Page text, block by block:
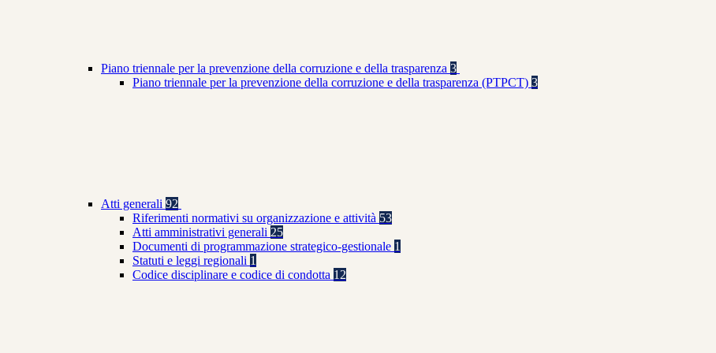
Piano triennale per la prevenzione della corruzione e della trasparenza 3
Piano triennale per la prevenzione della corruzione e della trasparenza (PTPCT) 3
Atti generali 92
Riferimenti normativi su organizzazione e attività 53
Atti amministrativi generali 25
Documenti di programmazione strategico-gestionale 1
Statuti e leggi regionali 1
Codice disciplinare e codice di condotta 12